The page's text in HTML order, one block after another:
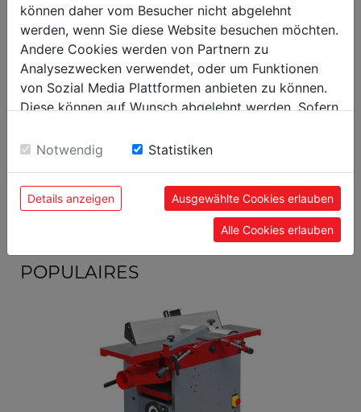
Hauteur emballage mm
Largeur emballage mm
Longueur emballage mm
110
Code EAN
POPULAIRES
können daher vom Besucher nicht abgelehnt
werden, wenn Sie diese Website besuchen möchten.
Andere Cookies werden von Partnern zu
Analysezwecken verwendet, oder um Funktionen
von Sozial Media Plattformen anbieten zu können.
Diese können auf Wunsch abgelehnt werden. Sofern
Einwilligung zu unseren Cookies.
Notwendig Statistiken
Details anzeigen Ausgewählte Cookies erlauben
Alle Cookies erlauben